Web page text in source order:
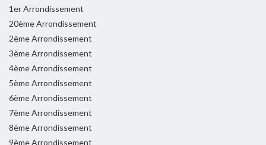
1er Arrondissement
20ème Arrondissement
2ème Arrondissement
3ème Arrondissement
4ème Arrondissement
5ème Arrondissement
6ème Arrondissement
7ème Arrondissement
8ème Arrondissement
9ème Arrondissement